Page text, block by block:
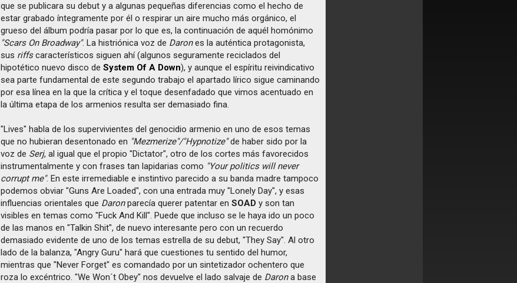
que se publicara su debut y a algunas pequeñas diferencias como el hecho de
estar grabado íntegramente por él o respirar un aire mucho más orgánico, el
grueso del álbum podría pasar por lo que es, la continuación de aquél homónimo
"Scars On Broadway". La histriónica voz de Darones la auténtica protagonista,
sus riffscaracterísticos siguen ahí (algunos seguramente reciclados del
hipotético nuevo disco deSystem Of A Down), y aunque el espíritu reivindicativo
sea parte fundamental de este segundo trabajo el apartado lírico sigue caminando
por esa línea en la que la crítica y el toque desenfadado que vimos acentuado en
la última etapa de los armenios resulta ser demasiado fina.
"Lives" habla de los supervivientes del genocidio armenio en uno de esos temas
que no hubieran desentonado en "Mezmerize"/"Hypnotize"de haber sido por la
voz de Serj, al igual que el propio "Dictator", otro de los cortes más favorecidos
instrumentalmente y con frases tan lapidarias como "Your politics will never
corrupt me". En este irremediable e instintivo parecido a su banda madre tampoco
podemos obviar "Guns Are Loaded", con una entrada muy "Lonely Day", y esas
influencias orientales que Daronparecía querer patentar enSOAD y son tan
visibles en temas como "Fuck And Kill". Puede que incluso se le haya ido un poco
de las manos en "Talkin Shit", de nuevo interesante pero con un recuerdo
demasiado evidente de uno de los temas estrella de su debut, "They Say". Al otro
lado de la balanza, "Angry Guru" hará que cuestiones tu sentido del humor,
mientras que "Never Forget" es comandado por un sintetizador ochentero que
roza lo excéntrico. "We Won´t Obey" nos devuelve el lado salvaje de Darona base